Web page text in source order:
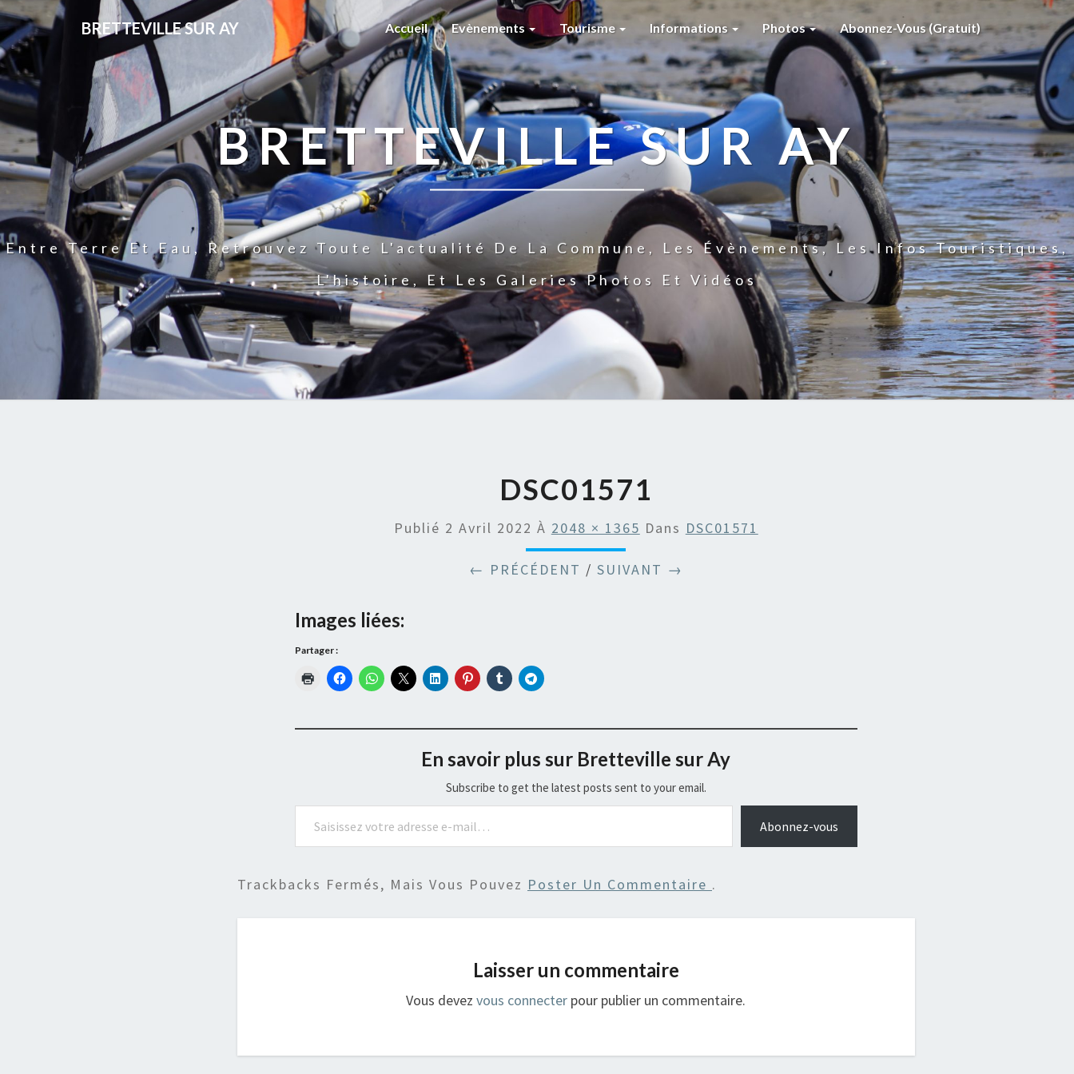
BRETTEVILLE SUR AY Accueil Evènements Tourisme Informations Photos Abonnez-Vous (gratuit)
BRETTEVILLE SUR AY
Entre Terre Et Eau, Retrouvez Toute L'actualité De La Commune, Les Évènements, Les Infos Touristiques,
L'histoire, Et Les Galeries Photos Et Vidéos
DSC01571
Publié 2 Avril 2022 À 2048 × 1365 Dans DSC01571
← PRÉCÉDENT / SUIVANT →
Images liées:
Partager :
En savoir plus sur Bretteville sur Ay
Subscribe to get the latest posts sent to your email.
Saisissez votre adresse e-mail…
Abonnez-vous
Trackbacks Fermés, Mais Vous Pouvez Poster Un Commentaire .
Laisser un commentaire
Vous devezvous connecter pour publier un commentaire.